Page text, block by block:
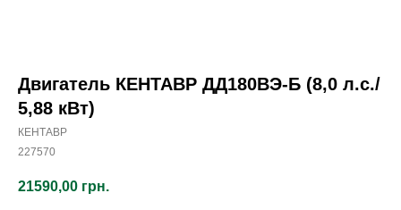
Двигатель КЕНТАВР ДД180ВЭ-Б (8,0 л.с./
5,88 кВт)
КЕНТАВР
227570
21590,00 грн.